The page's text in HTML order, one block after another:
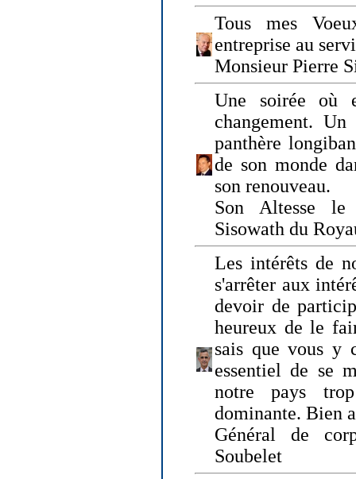
Tous mes
entreprise au
Monsieur Pierre
Une soirée où
changement.
panthère
de son monde
son renouveau.
Son Altesse le
Sisowath du
Les intérêts de
s'arrêter aux
devoir de
heureux de le
sais que vous y
essentiel de se
notre pays
dominante. Bien
Général de
Soubelet